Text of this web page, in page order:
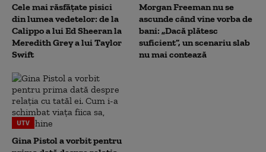
Cele mai răsfățate pisici
din lumea vedetelor: de la
Calippo a lui Ed Sheeran la
Meredith Grey a lui Taylor
Swift
Morgan Freeman nu se
ascunde când vine vorba de
bani: „Dacă plătesc
suficient”, un scenariu slab
nu mai contează
UTV
Gina Pistol a vorbit pentru